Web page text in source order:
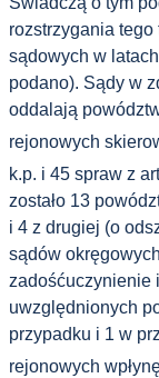
rozstrzygania
sądowych w
podano). Sądy w
oddalają
rejonowych
k.p. i 45 spraw z
zostało 13
i 4 z drugiej (o
sądów
zadośćuczynienie
uwzględnionych
przypadku i 1 w
rejonowych